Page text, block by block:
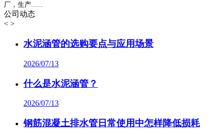
厂，生产......
公司动态
< >
水泥涵管的选购要点与应用场景
2026/07/13
什么是水泥涵管？
2026/07/13
钢筋混凝土排水管日常使用中怎样降低损耗